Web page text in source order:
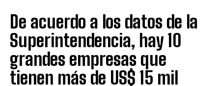
De acuerdo a los datos de la
Superintendencia, hay 10
grandes empresas que
tienen más de US$ 15 mil